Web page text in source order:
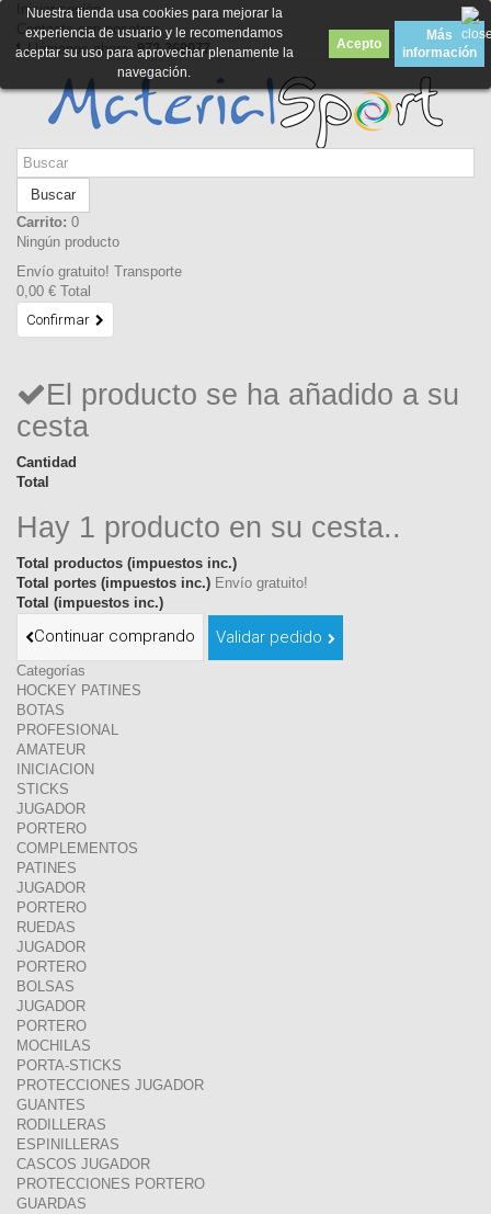
Iniciar sesión
Contacte con nosotros
Llámanos ahora: 972 369077
Buscar
Carrito: 0
Ningún producto
Envío gratuito! Transporte
0,00 € Total
Confirmar
El producto se ha añadido a su
cesta
Cantidad
Total
Hay 1 producto en su cesta..
Total productos (impuestos inc.)
Total portes (impuestos inc.) Envío gratuito!
Total (impuestos inc.)
Continuar comprando Validar pedido
Categorías
HOCKEY PATINES
BOTAS
PROFESIONAL
AMATEUR
INICIACION
STICKS
JUGADOR
PORTERO
COMPLEMENTOS
PATINES
JUGADOR
PORTERO
RUEDAS
JUGADOR
PORTERO
BOLSAS
JUGADOR
PORTERO
MOCHILAS
PORTA-STICKS
PROTECCIONES JUGADOR
GUANTES
RODILLERAS
ESPINILLERAS
CASCOS JUGADOR
PROTECCIONES PORTERO
GUARDAS
Nuestra tienda usa cookies para mejorar la
experiencia de usuario y le recomendamos
aceptar su uso para aprovechar plenamente la
navegación.
Acepto
Más
información